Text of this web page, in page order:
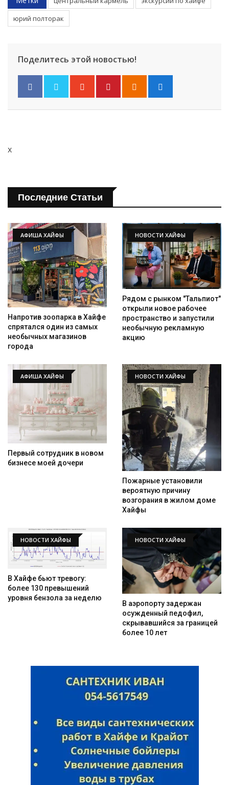
юрий полторак
Поделитесь этой новостью!
x
Последние Статьи
АФИША ХАЙФЫ
Напротив зоопарка в Хайфе
спрятался один из самых
необычных магазинов
города
НОВОСТИ ХАЙФЫ
Рядом с рынком "Тальпиот"
открыли новое рабочее
пространство и запустили
необычную рекламную
акцию
АФИША ХАЙФЫ
Первый сотрудник в новом
бизнесе моей дочери
НОВОСТИ ХАЙФЫ
Пожарные установили
вероятную причину
возгорания в жилом доме
Хайфы
НОВОСТИ ХАЙФЫ
В Хайфе бьют тревогу:
более 130 превышений
уровня бензола за неделю
НОВОСТИ ХАЙФЫ
В аэропорту задержан
осужденный педофил,
скрывавшийся за границей
более 10 лет